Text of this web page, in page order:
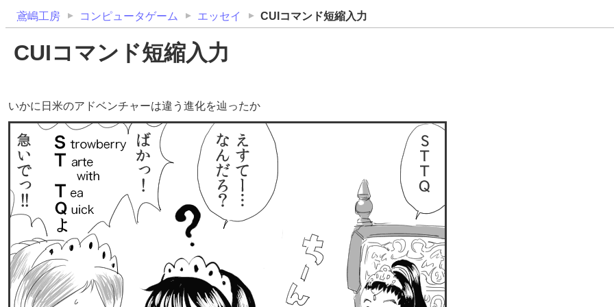
鳶嶋工房 コンピュータゲーム エッセイ CUIコマンド短縮入力
CUIコマンド短縮入力
いかに日米のアドベンチャーは違う進化を辿ったか